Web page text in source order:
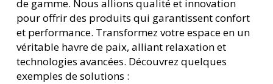
de gamme. Nous allions qualité et innovation
pour offrir des produits qui garantissent confort
et performance. Transformez votre espace en un
véritable havre de paix, alliant relaxation et
technologies avancées. Découvrez quelques
exemples de solutions :